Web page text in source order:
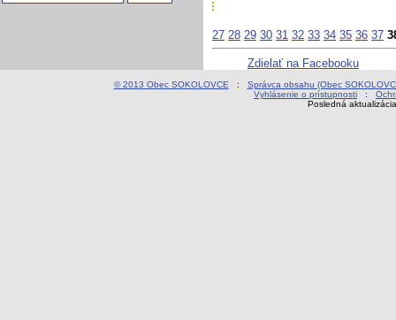
27 28 29 30 31 32 33 34 35 36 37
Zdielať na Facebooku
© 2013 Obec SOKOLOVCE : Správca obsahu (Obec
Vyhlásenie o prístupnosti :
Posledná